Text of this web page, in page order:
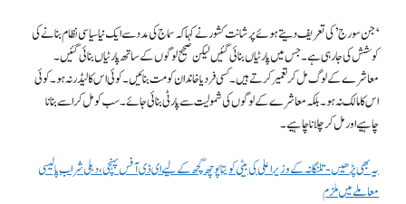
‘جن سورج’ کی تعریف دیتے ہوئے پرشانت کشور نے کہا کہ سماج کی مدد سے ایک نیا سیاسی نظام بنانے کی
کوشش کی جارہی ہے۔ جس میں پارٹیاں بنائی گئیں لیکن صحیح لوگوں کے ساتھ پارٹیاں بنائی گئیں۔
معاشرے کے لوگ مل کر تعمیر کرتے ہیں۔ کسی فرد یا خاندان کو مت بنائیں۔ کوئی اس کا لیڈر نہ ہو۔ کوئی
اس کا مالک نہ ہو۔ بلکہ معاشرے کے لوگوں کی شمولیت سے پارٹی بنائی جائے۔ سب کو مل کر اسے بنانا
چاہیے اور مل کر چلانا چاہیے۔
یہ بھی پڑھیں- تلنگانہ کے وزیر اعلی کی بیٹی کویتا پوچھ گچھ کے لیے ای ڈی آفس پہنچی، دہلی شراب پالیسی
معاملے میں ملزم